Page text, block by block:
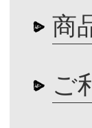
商
ご